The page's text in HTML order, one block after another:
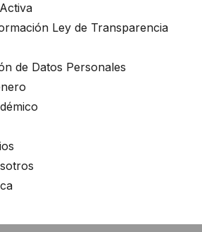
Ley de Transparencia
de Datos Personales